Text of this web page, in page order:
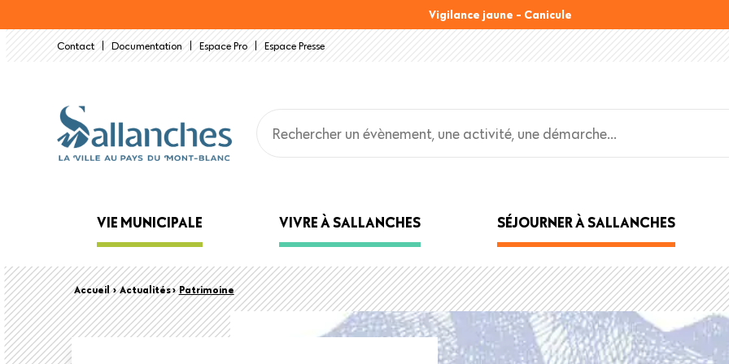
au
Vigilance jaune - Canicule
Contact Documentation Espace Pro Espace Presse
Main
navigation
VIE MUNICIPALE VIVRE À SALLANCHES SÉJOURNER À SALLANCHES
Back
to
Fil
Accueil› Actualités › Patrimoine